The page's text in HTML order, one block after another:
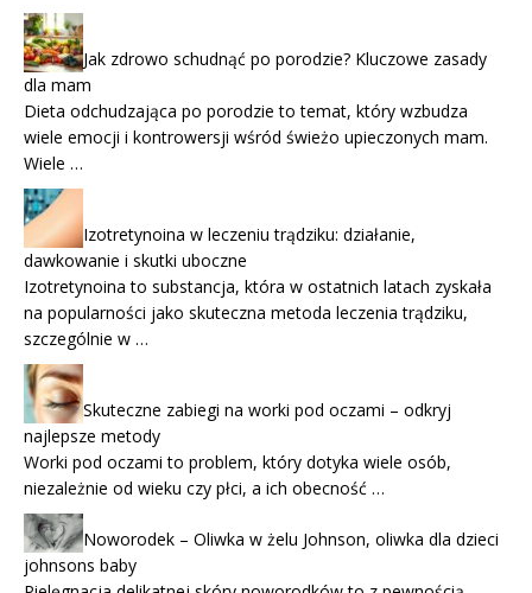
Jak zdrowo schudnąć po porodzie? Kluczowe zasady
dla mam
Dieta odchudzająca po porodzie to temat, który wzbudza
wiele emocji i kontrowersji wśród świeżo upieczonych mam.
Wiele …
Izotretynoina w leczeniu trądziku: działanie,
dawkowanie i skutki uboczne
Izotretynoina to substancja, która w ostatnich latach zyskała
na popularności jako skuteczna metoda leczenia trądziku,
szczególnie w …
Skuteczne zabiegi na worki pod oczami – odkryj
najlepsze metody
Worki pod oczami to problem, który dotyka wiele osób,
niezależnie od wieku czy płci, a ich obecność …
Noworodek – Oliwka w żelu Johnson, oliwka dla dzieci
johnsons baby